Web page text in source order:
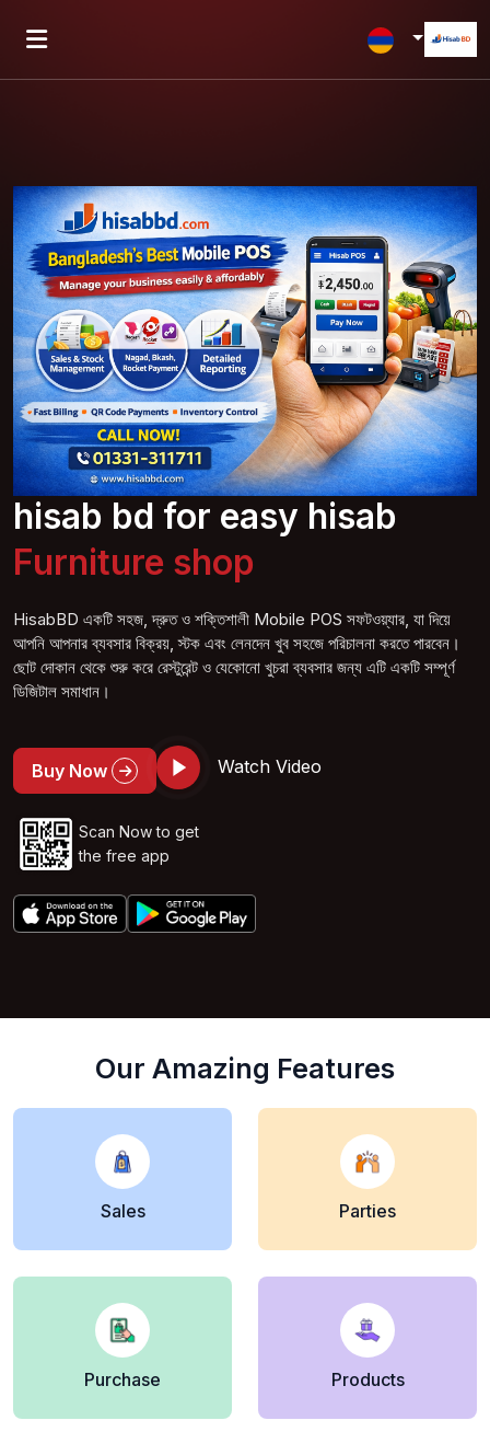
hisab bd for easy hisab
Furniture shop
HisabBD একটি সহজ, দ্রুত ও শক্তিশালী Mobile POS সফটওয়্যার, যা দিয়ে
আপনি আপনার ব্যবসার বিক্রয়, স্টক এবং লেনদেন খুব সহজে পরিচালনা করতে পারবেন।
ছোট দোকান থেকে শুরু করে রেস্টুরেন্ট ও যেকোনো খুচরা ব্যবসার জন্য এটি একটি সম্পূর্ণ
ডিজিটাল সমাধান।
Buy Now Watch Video
Scan Now to get
the free app
Our Amazing Features
Sales Parties
Purchase Products